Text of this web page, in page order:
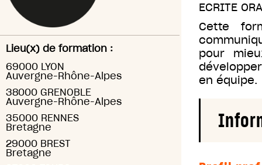
Lieu(x) de formation :
69000 LYON
Auvergne-Rhône-Alpes
38000 GRENOBLE
Auvergne-Rhône-Alpes
35000 RENNES
Bretagne
29000 BREST
Bretagne
ECRITE
Cette
pour
en équipe.